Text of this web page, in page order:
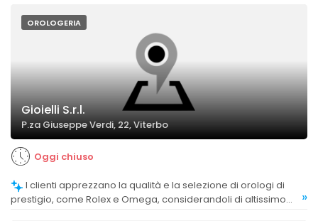
OROLOGERIA
Gioielli S.r.l.
P.za Giuseppe Verdi, 22, Viterbo
Oggi chiuso
prestigio, come Rolex e Omega, considerandoli di altissimo
»